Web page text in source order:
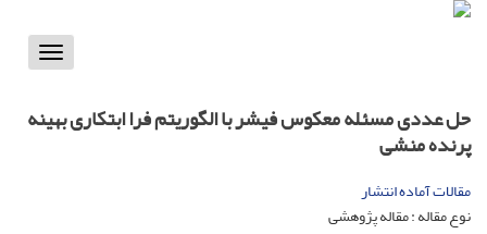
Toggle
حل عددی مسئله معکوس فیشر با الگوریتم فرا ابتکاری بهینه
پرنده منشی
مقالات آماده انتشار
نوع مقاله : مقاله پژوهشی